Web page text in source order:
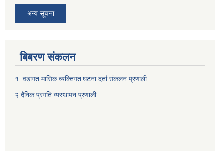
अन्य सूचना
बिबरण संकलन
१. वडागत मासिक व्यक्तिगत घटना दर्ता संकलन प्रणाली
२.दैनिक प्रगति व्यस्थापन प्रणाली